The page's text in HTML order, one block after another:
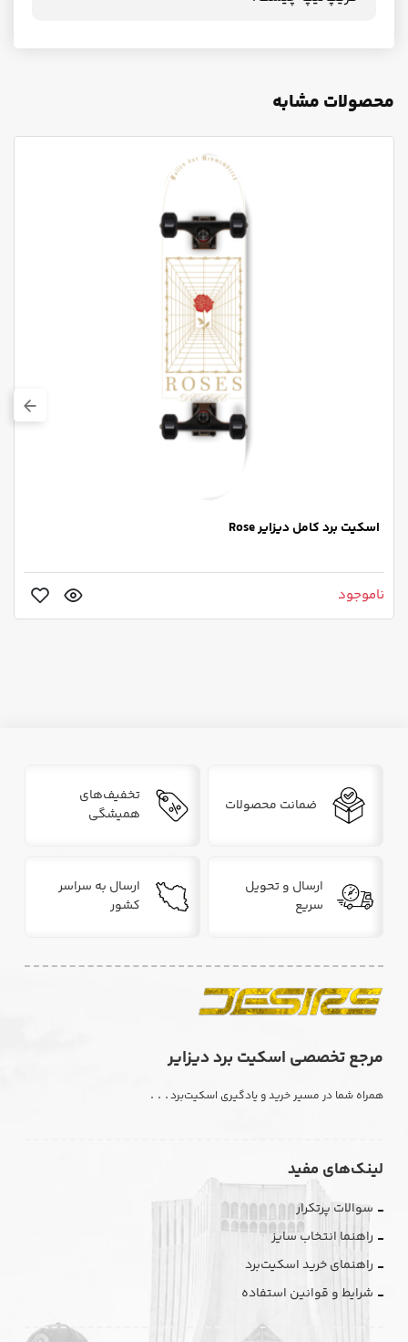
محصولات مشابه
اسکیت برد کامل دیزایر Rose
ناموجود
ضمانت محصولات
تخفیف‌های
همیشگی
ارسال و تحویل
سریع
ارسال به سراسر
کشور
مرجع تخصصی اسکیت برد دیزایر
همراه شما در مسیر خرید و یادگیری اسکیت‌برد. . .
لینک‌های مفید
سوالات پرتکرار
راهنما انتخاب سایز
راهنمای خرید اسکیت‌برد
شرایط و قوانین استفاده